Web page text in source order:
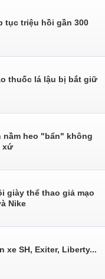
tục triệu hồi gần 300
thuốc lá lậu bị bắt giữ
nầm heo "bẩn" không
xứ
giày thể thao giả mạo
Nike
xe SH, Exiter, Liberty...